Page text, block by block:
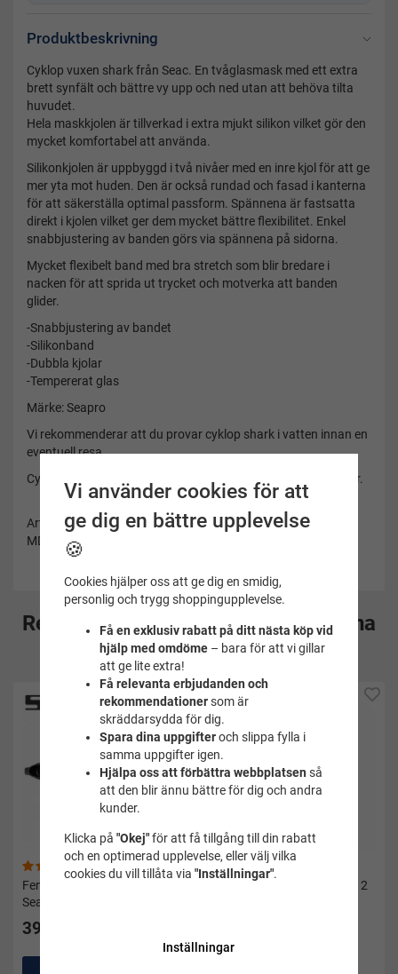
Produktbeskrivning
Cyklop vuxen shark från Seac. En tvåglasmask med ett extra
brett synfält och bättre vy upp och ned utan att behöva tilta
huvudet.
Hela maskkjolen är tillverkad i extra mjukt silikon vilket gör den
mycket komfortabel att använda.
Silikonkjolen är uppbyggd i två nivåer med en inre kjol för att ge
mer yta mot huden. Den är också rundad och fasad i kanterna
för att säkerställa optimal passform. Spännena är fastsatta
direkt i kjolen vilket ger dem mycket bättre flexibilitet. Enkel
snabbjustering av banden görs via spännena på sidorna.
Mycket flexibelt band med bra stretch som blir bredare i
nacken för att sprida ut trycket och motverka att banden
glider.
-Snabbjustering av bandet
-Silikonband
-Dubbla kjolar
-Tempererat glas
Märke: Seapro
Vi rekommenderar att du provar cyklop shark i vatten innan en
eventuell resa.
Cyklop shark har en skrymmande avgift på frakten med 20 kr.
Artikelnummer:
MD840021
Rekommenderade tillbehör till denna
produkt
(6)
Fenor vuxen Ala blå metall -
Seac
399 kr
Våtdräktsbyxor Response 2
Vi använder cookies för att
ge dig en bättre upplevelse
🍪
Cookies hjälper oss att ge dig en smidig,
personlig och trygg shoppingupplevelse.
Få en exklusiv rabatt på ditt nästa köp vid
hjälp med omdöme– bara för att vi gillar
att ge lite extra!
Få relevanta erbjudanden och
rekommendationersom är
skräddarsydda för dig.
Spara dina uppgifteroch slippa fylla i
samma uppgifter igen.
Hjälpa oss att förbättra webbplatsen så
att den blir ännu bättre för dig och andra
kunder.
Klicka på "Okej"för att få tillgång till din rabatt
och en optimerad upplevelse, eller välj vilka
cookies du vill tillåta via "Inställningar".
Inställningar